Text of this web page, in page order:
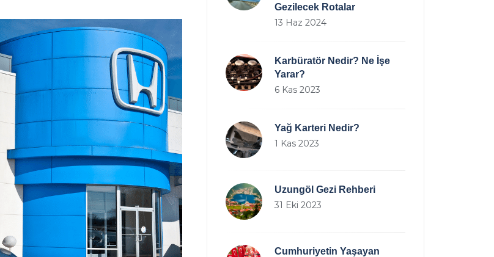
Gezilecek Rotalar
13 Haz 2024
Karbüratör Nedir? Ne İşe
Yarar?
6 Kas 2023
Yağ Karteri Nedir?
1 Kas 2023
Uzungöl Gezi Rehberi
31 Eki 2023
Cumhuriyetin Yaşayan